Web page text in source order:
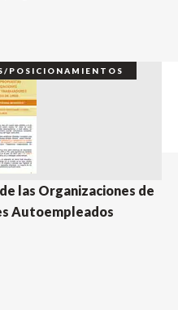
POSICIONAMIENTOS
las Organizaciones de
Autoempleados